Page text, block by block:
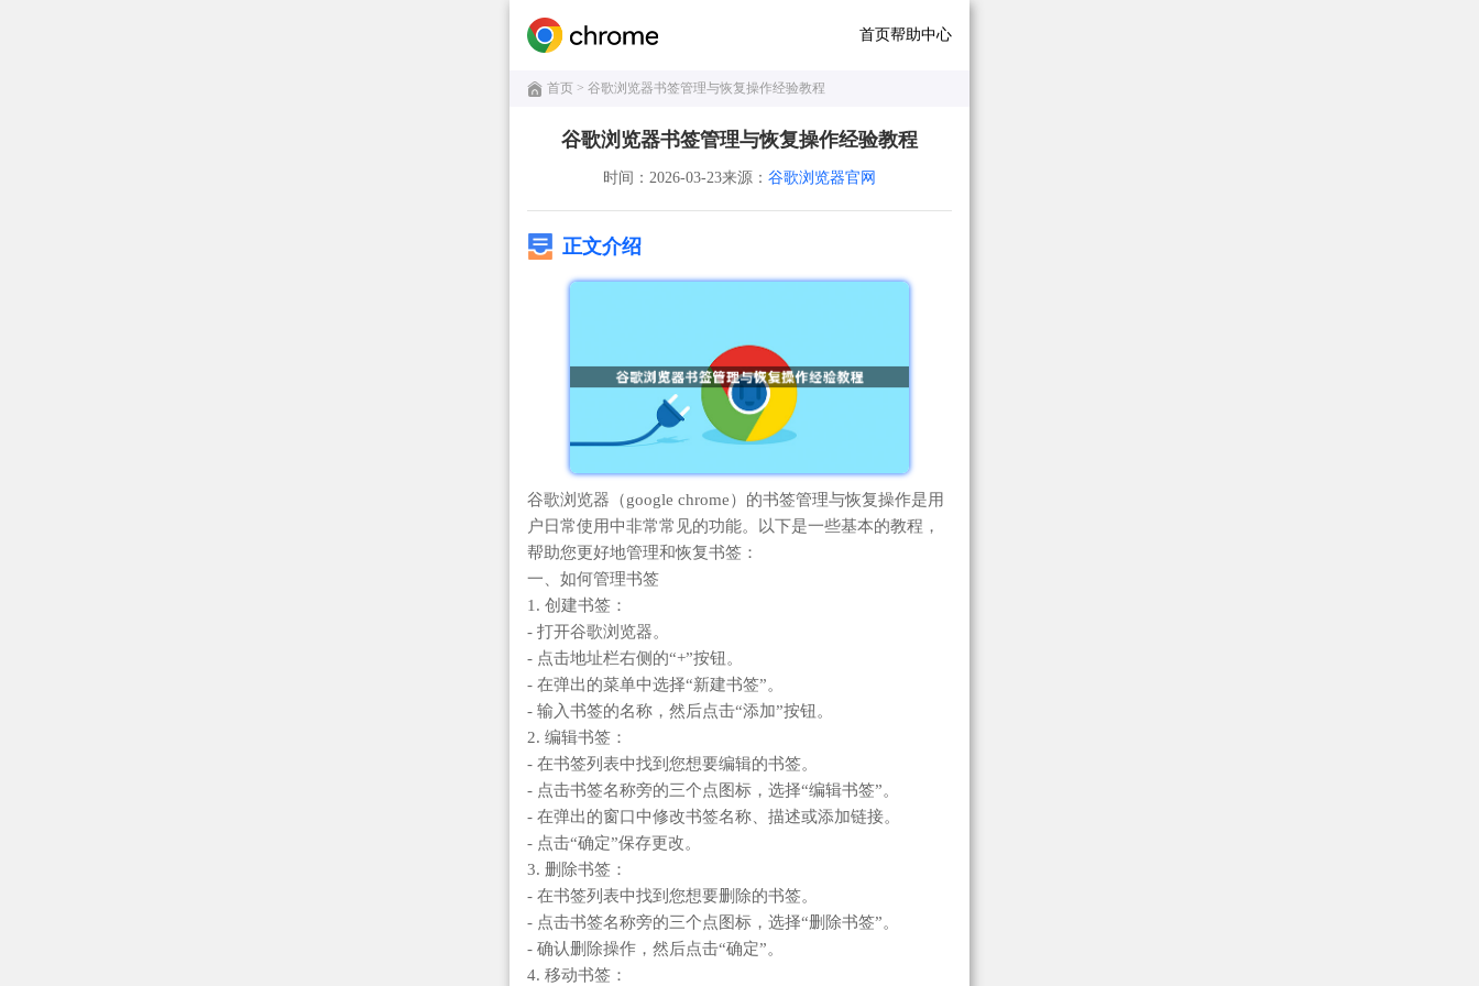
首页帮助中心
首页 > 谷歌浏览器书签管理与恢复操作经验教程
谷歌浏览器书签管理与恢复操作经验教程
时间：2026-03-23来源： 谷歌浏览器官网
正文介绍
谷歌浏览器（google chrome）的书签管理与恢复操作是用
户日常使用中非常常见的功能。以下是一些基本的教程，
帮助您更好地管理和恢复书签：
一、如何管理书签
1. 创建书签：
- 打开谷歌浏览器。
- 点击地址栏右侧的“+”按钮。
- 在弹出的菜单中选择“新建书签”。
- 输入书签的名称，然后点击“添加”按钮。
2. 编辑书签：
- 在书签列表中找到您想要编辑的书签。
- 点击书签名称旁的三个点图标，选择“编辑书签”。
- 在弹出的窗口中修改书签名称、描述或添加链接。
- 点击“确定”保存更改。
3. 删除书签：
- 在书签列表中找到您想要删除的书签。
- 点击书签名称旁的三个点图标，选择“删除书签”。
- 确认删除操作，然后点击“确定”。
4. 移动书签：